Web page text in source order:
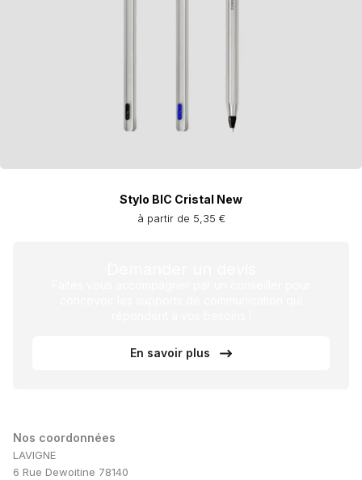
Stylo BIC Cristal New
à partir de 5,35 €
En savoir plus
Nos coordonnées
LAVIGNE
6 Rue Dewoitine 78140